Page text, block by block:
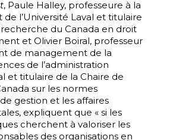
, Paule Halley, professeure à la
l’Université Laval et titulaire
du Canada en droit
et Olivier Boiral, professeur
de management de la
de l’administration
et titulaire de la Chaire de
sur les normes
gestion et les affaires
expliquent que « si les
cherchent à valoriser les
des organisations en